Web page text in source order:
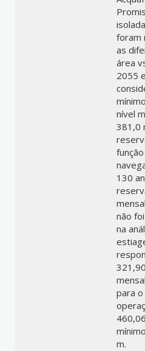
foram
as
área
2055
nível
381,0
130
não
na
para
m.